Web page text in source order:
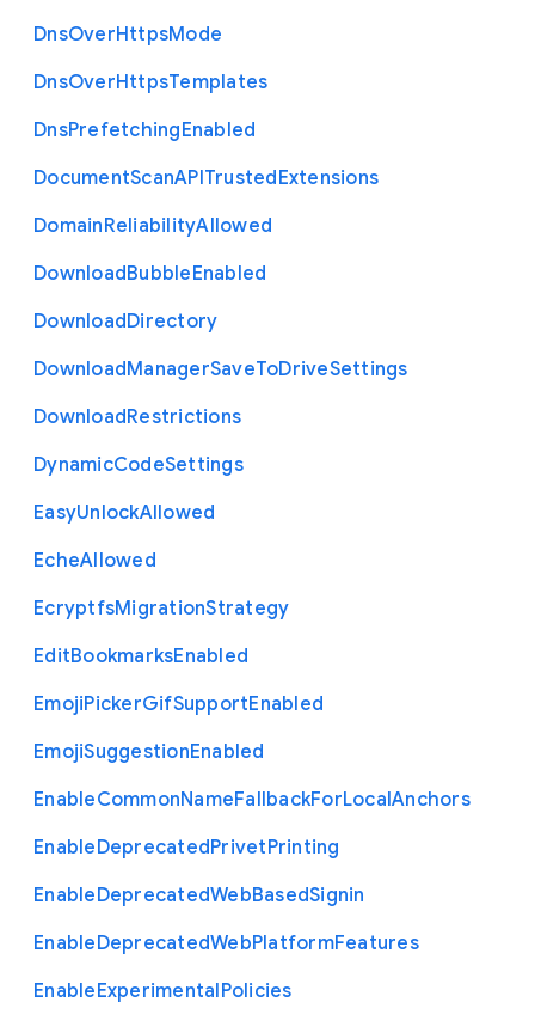
DnsOverHttpsMode
DnsOverHttpsTemplates
DnsPrefetchingEnabled
DocumentScanAPITrustedExtensions
DomainReliabilityAllowed
DownloadBubbleEnabled
DownloadDirectory
DownloadManagerSaveToDriveSettings
DownloadRestrictions
DynamicCodeSettings
EasyUnlockAllowed
EcheAllowed
EcryptfsMigrationStrategy
EditBookmarksEnabled
EmojiPickerGifSupportEnabled
EmojiSuggestionEnabled
EnableCommonNameFallbackForLocalAnchors
EnableDeprecatedPrivetPrinting
EnableDeprecatedWebBasedSignin
EnableDeprecatedWebPlatformFeatures
EnableExperimentalPolicies